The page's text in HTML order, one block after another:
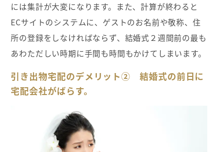
には集計が大変になります。また、計算が終わると
ECサイトのシステムに、ゲストのお名前や敬称、住
所の登録をしなければならず、結婚式２週間前の最も
あわただしい時期に手間も時間もかけてしまいます。
引き出物宅配のデメリット② 結婚式の前日に
宅配会社がばらす。